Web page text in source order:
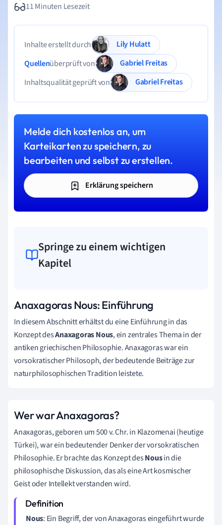
11 Minuten Lesezeit
Inhalte erstellt durch
Lily Hulatt
Quellenüberprüft von
Gabriel Freitas
Inhaltsqualität geprüft von
Gabriel Freitas
Melde dich kostenlos an, um
Karteikarten zu speichern, zu
bearbeiten und selbst zu erstellen.
Erklärung speichern
Springe zu einem wichtigen
Kapitel
Anaxagoras Nous: Einführung
In diesem Abschnitt erhältst du eine Einführung in das
Konzept desAnaxagoras Nous, ein zentrales Thema in der
antiken griechischen Philosophie. Anaxagoras war ein
vorsokratischer Philosoph, der bedeutende Beiträge zur
naturphilosophischen Tradition leistete.
Wer war Anaxagoras?
Anaxagoras, geboren um 500 v. Chr. in Klazomenai (heutige
Türkei), war ein bedeutender Denker der vorsokratischen
Philosophie. Er brachte das Konzept desNousin die
philosophische Diskussion, das als eine Art kosmischer
Geist oder Intellekt verstanden wird.
Nous: Ein Begriff, der von Anaxagoras eingeführt wurde